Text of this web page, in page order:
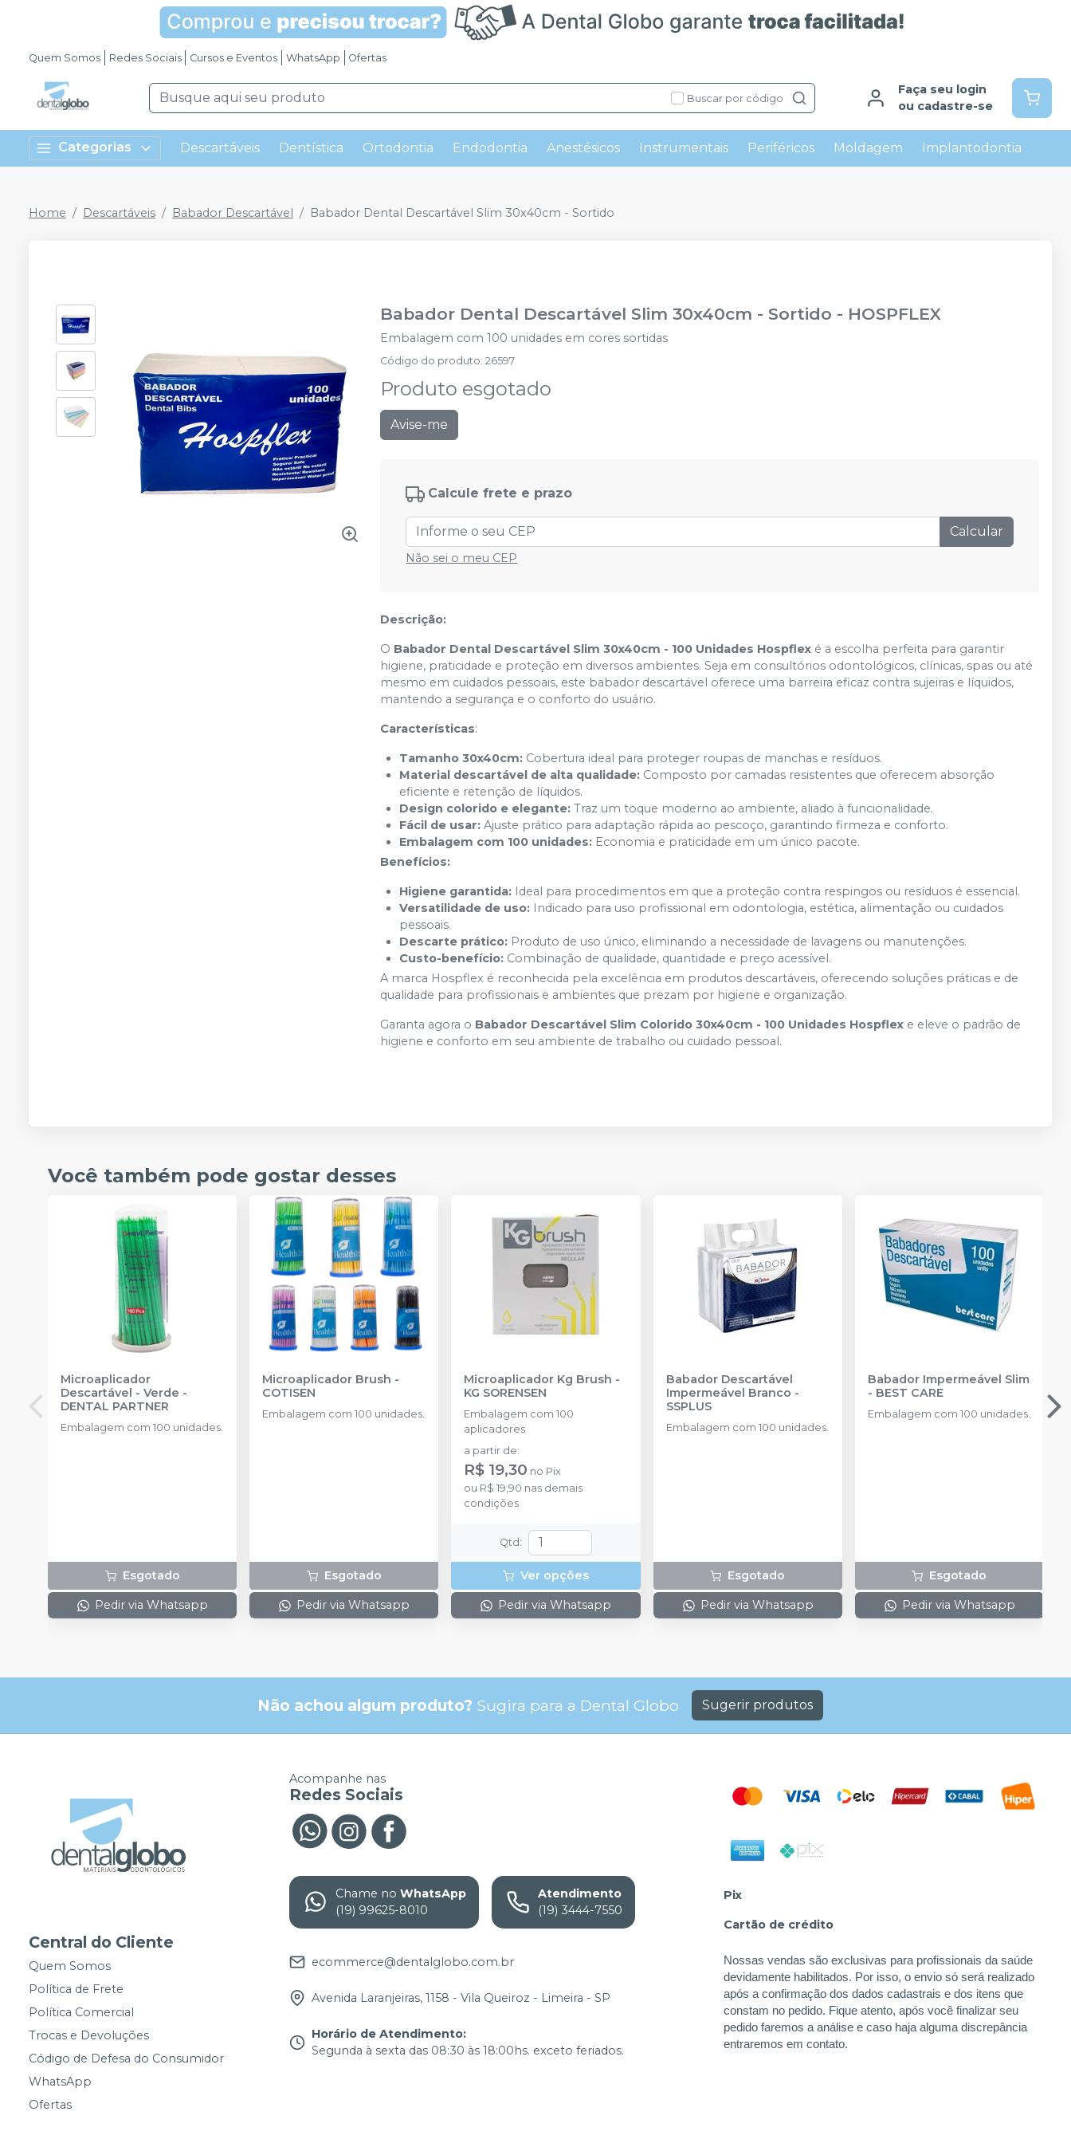
Quem Somos Redes Sociais Cursos e Eventos WhatsApp Ofertas
Buscar por código
Faça seu login
ou cadastre-se
Categorias Descartáveis Dentística Ortodontia Endodontia Anestésicos Instrumentais Periféricos Moldagem Implantodontia
Home Descartáveis Babador Descartável Babador Dental Descartável Slim 30x40cm - Sortido
Babador Dental Descartável Slim 30x40cm - Sortido - HOSPFLEX
Embalagem com 100 unidades em cores sortidas
Código do produto:26597
Produto esgotado
Avise-me
Calcule frete e prazo
Calcular
Não sei o meu CEP
Descrição:
O Babador Dental Descartável Slim 30x40cm - 100 Unidades Hospflex é a escolha perfeita para garantir
higiene, praticidade e proteção em diversos ambientes. Seja em consultórios odontológicos, clínicas, spas ou até
mesmo em cuidados pessoais, este babador descartável oferece uma barreira eficaz contra sujeiras e líquidos,
mantendo a segurança e o conforto do usuário.
Características:
Tamanho 30x40cm: Cobertura ideal para proteger roupas de manchas e resíduos.
Material descartável de alta qualidade: Composto por camadas resistentes que oferecem absorção
eficiente e retenção de líquidos.
Design colorido e elegante: Traz um toque moderno ao ambiente, aliado à funcionalidade.
Fácil de usar: Ajuste prático para adaptação rápida ao pescoço, garantindo firmeza e conforto.
Embalagem com 100 unidades: Economia e praticidade em um único pacote.
Benefícios:
Higiene garantida: Ideal para procedimentos em que a proteção contra respingos ou resíduos é essencial.
Versatilidade de uso: Indicado para uso profissional em odontologia, estética, alimentação ou cuidados
pessoais.
Descarte prático: Produto de uso único, eliminando a necessidade de lavagens ou manutenções.
Custo-benefício: Combinação de qualidade, quantidade e preço acessível.
A marca Hospflex é reconhecida pela excelência em produtos descartáveis, oferecendo soluções práticas e de
qualidade para profissionais e ambientes que prezam por higiene e organização.
Garanta agora o Babador Descartável Slim Colorido 30x40cm - 100 Unidades Hospflex e eleve o padrão de
higiene e conforto em seu ambiente de trabalho ou cuidado pessoal.
Você também pode gostar desses
Microaplicador
Descartável - Verde -
DENTAL PARTNER
Embalagem com 100 unidades.
Esgotado
Pedir via Whatsapp
Microaplicador Brush -
COTISEN
Embalagem com 100 unidades.
Esgotado
Pedir via Whatsapp
Microaplicador Kg Brush -
KG SORENSEN
Embalagem com 100
aplicadores
a partir de:
R$ 19,30 no Pix
ou R$ 19,90 nas demais
condições
Qtd :
Ver opções
Pedir via Whatsapp
Babador Descartável
Impermeável Branco -
SSPLUS
Embalagem com 100 unidades.
Esgotado
Pedir via Whatsapp
Babador Impermeável Slim
- BEST CARE
Embalagem com 100 unidades.
Esgotado
Pedir via Whatsapp
Não achou algum produto? Sugira para a Dental Globo Sugerir produtos
Central do Cliente
Quem Somos
Política de Frete
Política Comercial
Trocas e Devoluções
Código de Defesa do Consumidor
WhatsApp
Ofertas
Acompanhe nas
Redes Sociais
Chame no WhatsApp
(19) 99625-8010
Atendimento
(19) 3444-7550
ecommerce@dentalglobo.com.br
Avenida Laranjeiras, 1158 - Vila Queiroz - Limeira - SP
Horário de Atendimento:
Segunda à sexta das 08:30 às 18:00hs. exceto feriados.
Pix
Cartão de crédito
Nossas vendas são exclusivas para profissionais da saúde
devidamente habilitados. Por isso, o envio só será realizado
após a confirmação dos dados cadastrais e dos itens que
constam no pedido. Fique atento, após você finalizar seu
pedido faremos a análise e caso haja alguma discrepância
entraremos em contato.